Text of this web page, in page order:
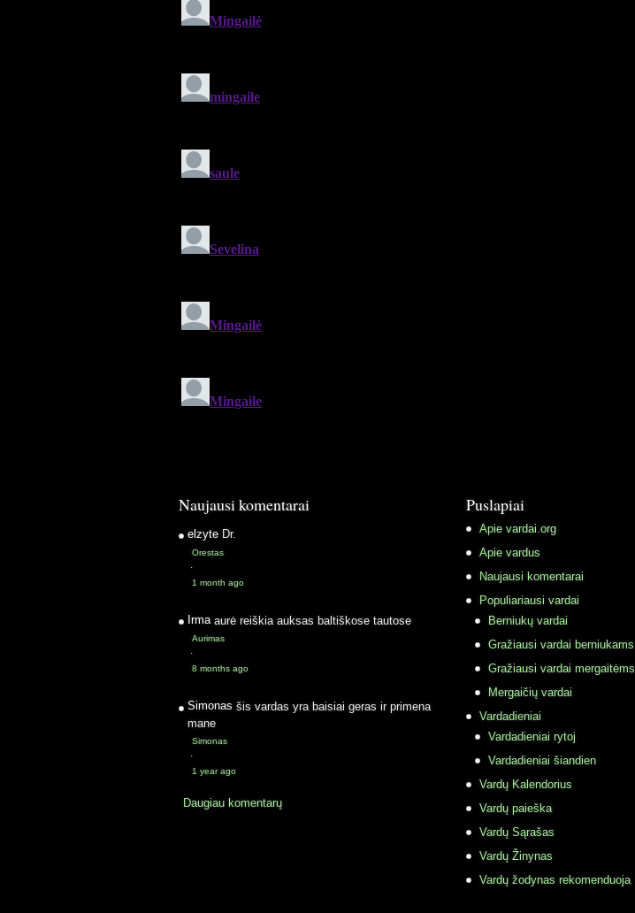
Naujausi komentarai
elzyte Dr.
Orestas
·
1 month ago
Irma aurė reiškia auksas baltiškose tautose
Aurimas
·
8 months ago
Simonas šis vardas yra baisiai geras ir primena
mane
Simonas
·
1 year ago
Daugiau komentarų
Puslapiai
Apie vardai.org
Apie vardus
Naujausi komentarai
Populiariausi vardai
Berniukų vardai
Gražiausi vardai berniukams
Gražiausi vardai mergaitėms
Mergaičių vardai
Vardadieniai
Vardadieniai rytoj
Vardadieniai šiandien
Vardų Kalendorius
Vardų paieška
Vardų Sąrašas
Vardų Žinynas
Vardų žodynas rekomenduoja